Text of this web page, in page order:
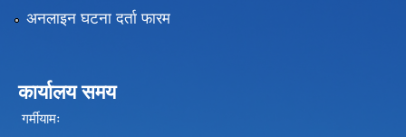
अनलाइन घटना दर्ता फारम
कार्यालय समय
गर्मीयामः